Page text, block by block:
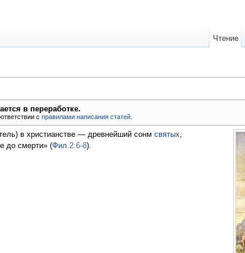
в переработке.
справилами написания статей
в христианстве — древнейший сонм святых
до смерти» (Фил. 2:6-8).
Чтение